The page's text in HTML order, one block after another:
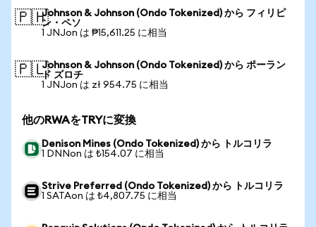
🇵🇭Johnson & Johnson (Ondo Tokenized) から フィリピ
ン・ペソ
1 JNJon は ₱15,611.25 に相当
🇵🇱Johnson & Johnson (Ondo Tokenized) から ポーラン
ド ズロチ
1 JNJon は zł 954.75 に相当
他のRWAをTRYに変換
Denison Mines (Ondo Tokenized) から トルコリラ
1 DNNon は ₺154.07 に相当
Strive Preferred (Ondo Tokenized) から トルコリラ
1 SATAon は ₺4,807.75 に相当